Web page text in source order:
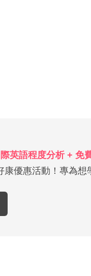
際英語程度分析 + 免
優惠活動！專為想